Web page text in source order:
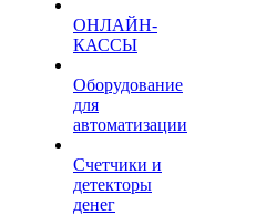
ОНЛАЙН-
КАССЫ
Оборудование
для
автоматизации
Счетчики и
детекторы
денег